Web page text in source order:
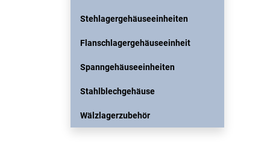
Stehlagergehäuseeinheiten
Flanschlagergehäuseeinheit
Spanngehäuseeinheiten
Stahlblechgehäuse
Wälzlagerzubehör